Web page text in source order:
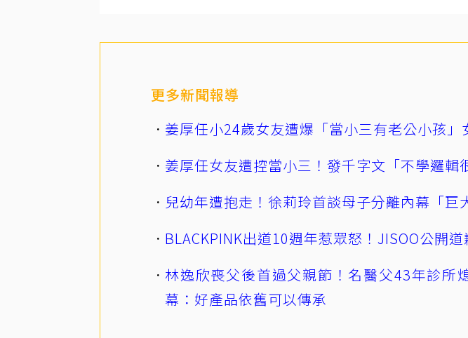
更多新聞報導
姜厚任小24歲女友遭爆「當小三有老公小孩」
姜厚任女友遭控當小三！發千字文「不學邏輯
兒幼年遭抱走！徐莉玲首談母子分離內幕「巨
BLACKPINK出道10週年惹眾怒！JISOO公開
林逸欣喪父後首過父親節！名醫父43年診
幕：好產品依舊可以傳承